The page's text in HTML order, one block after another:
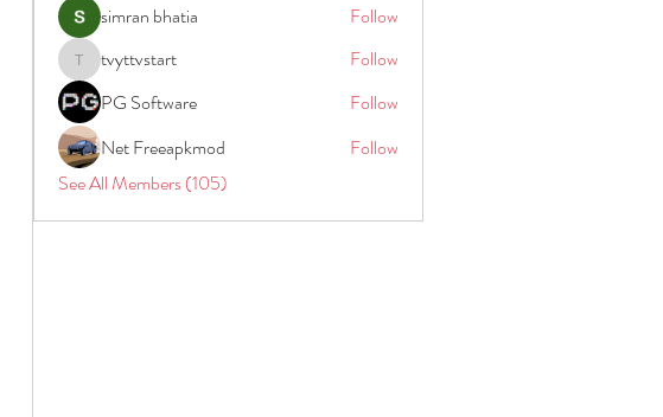
simran bhatia
Follow
tvyttvstart
tvyttvstart
Follow
PG Software
Follow
Net Freeapkmod
Follow
See All Members (105)